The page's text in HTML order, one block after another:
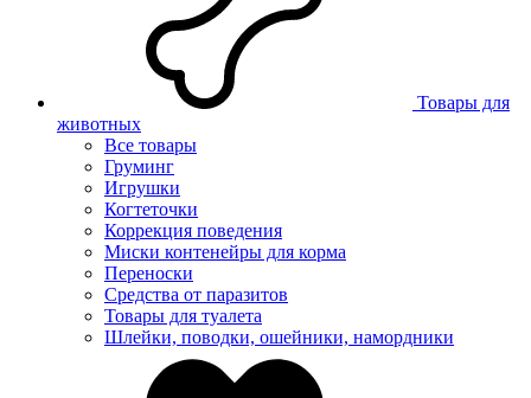
Товары для
животных
Все товары
Груминг
Игрушки
Когтеточки
Коррекция поведения
Миски контенейры для корма
Переноски
Средства от паразитов
Товары для туалета
Шлейки, поводки, ошейники, намордники